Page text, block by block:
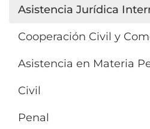
Asistencia Jurídica
Cooperación Civil y
Asistencia en Materia
Civil
Penal